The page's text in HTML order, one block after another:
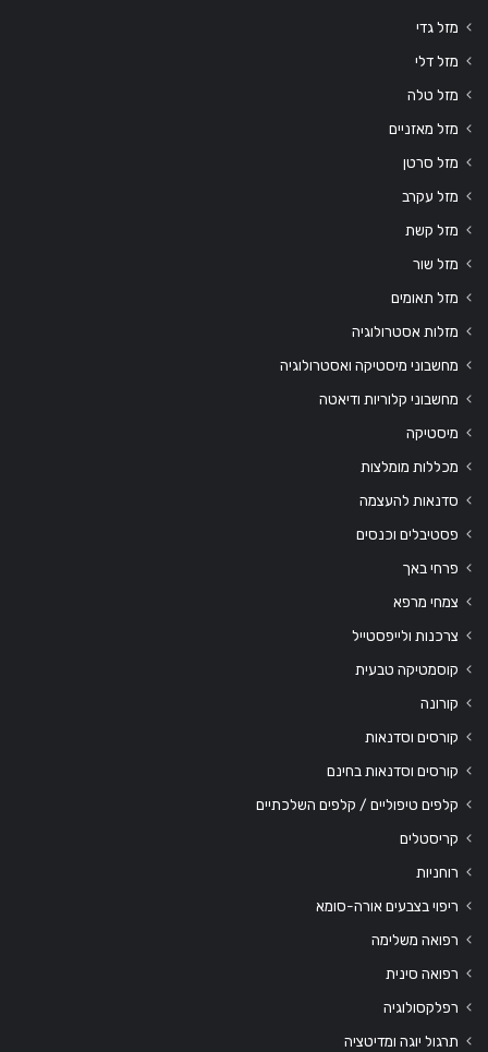
מזל גדי
מזל דלי
מזל טלה
מזל מאזניים
מזל סרטן
מזל עקרב
מזל קשת
מזל שור
מזל תאומים
מזלות אסטרולוגיה
מחשבוני מיסטיקה ואסטרולוגיה
מחשבוני קלוריות ודיאטה
מיסטיקה
מכללות מומלצות
סדנאות להעצמה
פסטיבלים וכנסים
פרחי באך
צמחי מרפא
צרכנות ולייפסטייל
קוסמטיקה טבעית
קורונה
קורסים וסדנאות
קורסים וסדנאות בחינם
קלפים טיפוליים / קלפים השלכתיים
קריסטלים
רוחניות
ריפוי בצבעים אורה-סומא
רפואה משלימה
רפואה סינית
רפלקסולוגיה
תרגול יוגה ומדיטציה